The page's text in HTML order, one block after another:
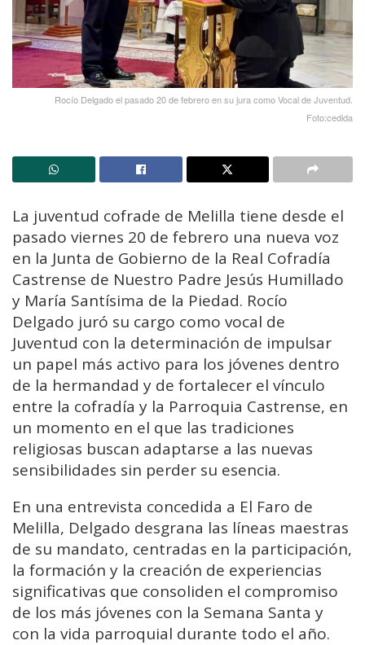
Rocío Delgado el pasado 20 de febrero en su jura como Vocal de Juventud.
Foto:cedida
La juventud cofrade de Melilla tiene desde el
pasado viernes 20 de febrero una nueva voz
en la Junta de Gobierno de la Real Cofradía
Castrense de Nuestro Padre Jesús Humillado
y María Santísima de la Piedad. Rocío
Delgado juró su cargo como vocal de
Juventud con la determinación de impulsar
un papel más activo para los jóvenes dentro
de la hermandad y de fortalecer el vínculo
entre la cofradía y la Parroquia Castrense, en
un momento en el que las tradiciones
religiosas buscan adaptarse a las nuevas
sensibilidades sin perder su esencia.
En una entrevista concedida a El Faro de
Melilla, Delgado desgrana las líneas maestras
de su mandato, centradas en la participación,
la formación y la creación de experiencias
significativas que consoliden el compromiso
de los más jóvenes con la Semana Santa y
con la vida parroquial durante todo el año.